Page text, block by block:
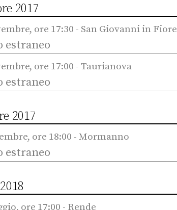
2017
ore 17:30 - San Giovanni in Fiore
estraneo
ore 17:00 - Taurianova
estraneo
2017
ore 18:00 - Mormanno
estraneo
ore 17:00 - Rende